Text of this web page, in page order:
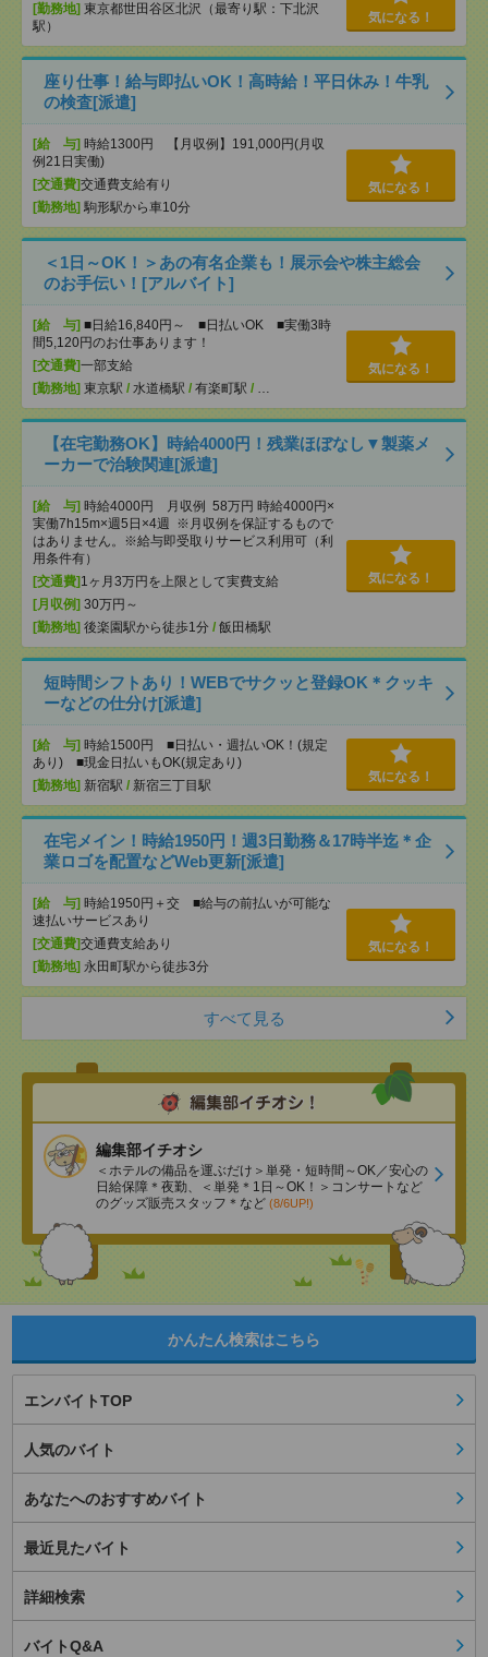
[勤務地] 東京都世田谷区北沢（最寄り駅：下北沢
駅）
気になる！
座り仕事！給与即払いOK！高時給！平日休み！牛乳
の検査[派遣]
[給 与] 時給1300円 【月収例】191,000円(月収
例21日実働)
[交通費]交通費支給有り
[勤務地] 駒形駅から車10分
気になる！
＜1日～OK！＞あの有名企業も！展示会や株主総会
のお手伝い！[アルバイト]
[給 与] ■日給16,840円～ ■日払いOK ■実働3時
間5,120円のお仕事あります！
[交通費]一部支給
[勤務地] 東京駅 / 水道橋駅 / 有楽町駅 / …
気になる！
【在宅勤務OK】時給4000円！残業ほぼなし▼製薬メ
ーカーで治験関連[派遣]
[給 与] 時給4000円 月収例 58万円 時給4000円×
実働7h15m×週5日×4週 ※月収例を保証するもので
はありません。※給与即受取りサービス利用可（利
用条件有）
[交通費] 1ヶ月3万円を上限として実費支給
[月収例] 30万円～
[勤務地] 後楽園駅から徒歩1分 / 飯田橋駅
気になる！
短時間シフトあり！WEBでサクッと登録OK＊クッキ
ーなどの仕分け[派遣]
[給 与] 時給1500円 ■日払い・週払いOK！(規定
あり) ■現金日払いもOK(規定あり)
[勤務地] 新宿駅 / 新宿三丁目駅
気になる！
在宅メイン！時給1950円！週3日勤務＆17時半迄＊企
業ロゴを配置などWeb更新[派遣]
[給 与] 時給1950円＋交 ■給与の前払いが可能な
速払いサービスあり
[交通費]交通費支給あり
[勤務地] 永田町駅から徒歩3分
気になる！
すべて見る
編集部イチオシ
＜ホテルの備品を運ぶだけ＞単発・短時間～OK／安心の
日給保障＊夜勤、＜単発＊1日～OK！＞コンサートなど
のグッズ販売スタッフ＊など (8/6UP!)
かんたん検索はこちら
エンバイトTOP
人気のバイト
あなたへのおすすめバイト
最近見たバイト
詳細検索
バイトQ&A